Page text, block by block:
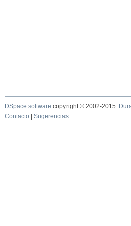
DSpace software copyright © 2002-2015
Contacto
Sugerencias